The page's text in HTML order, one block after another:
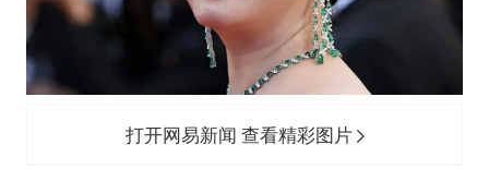
打开网易新闻 查看精彩图片